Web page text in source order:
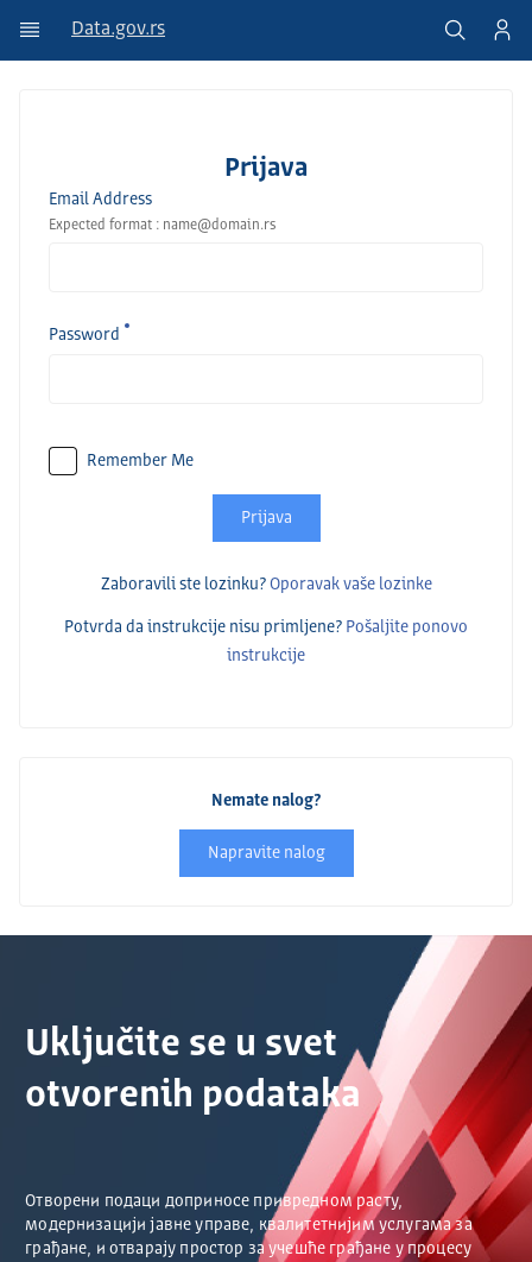
Data.gov.rs
Prijava
Email Address
Expected format : name@domain.rs
Password
Remember Me
Prijava
Zaboravili ste lozinku? Oporavak vaše lozinke
Potvrda da instrukcije nisu primlјene? Pošalјite ponovo
instrukcije
Nemate nalog?
Napravite nalog
Uključite se u svet
otvorenih podataka
Отворени подаци доприносе привредном расту,
модернизацији јавне управе, квалитетнијим услугама за
грађане, и отварају простор за учешће грађане у процесу